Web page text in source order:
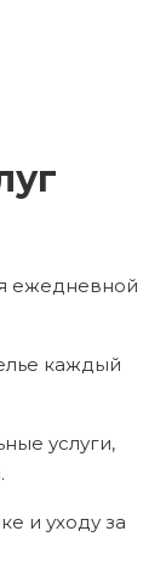
ежедневной
каждый
услуги,
и уходу за